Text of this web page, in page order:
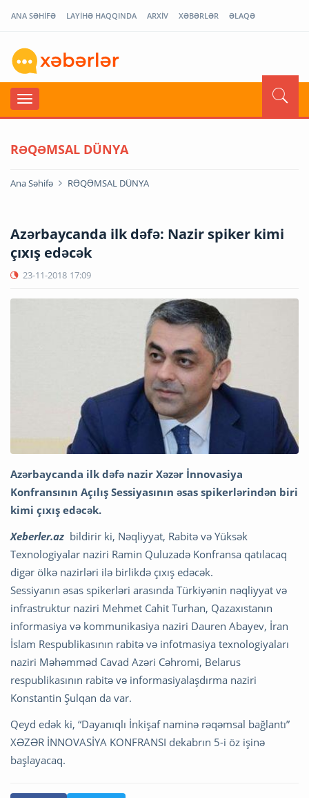
ANA SƏHİFƏ LAYİHƏ HAQQINDA ARXİV XƏBƏRLƏR ƏLAQƏ
RƏQƏMSAL DÜNYA
Ana Səhifə RƏQƏMSAL DÜNYA
Azərbaycanda ilk dəfə: Nazir spiker kimi
çıxış edəcək
23-11-2018 17:09
Azərbaycanda ilk dəfə nazir Xəzər İnnovasiya
Konfransının Açılış Sessiyasının əsas spikerlərindən biri
kimi çıxış edəcək.
Xeberler.az bildirir ki, Nəqliyyat, Rabitə və Yüksək
Texnologiyalar naziri Ramin Quluzadə Konfransa qatılacaq
digər ölkə nazirləri ilə birlikdə çıxış edəcək.
Sessiyanın əsas spikerləri arasında Türkiyənin nəqliyyat və
infrastruktur naziri Mehmet Cahit Turhan, Qazaxıstanın
informasiya və kommunikasiya naziri Dauren Abayev, İran
İslam Respublikasının rabitə və infotmasiya texnologiyaları
naziri Məhəmməd Cavad Azəri Cəhromi, Belarus
respublikasının rabitə və informasiyalaşdırma naziri
Konstantin Şulqan da var.
Qeyd edək ki, “Dayanıqlı İnkişaf naminə rəqəmsal bağlantı”
XƏZƏR İNNOVASİYA KONFRANSI dekabrın 5-i öz işinə
başlayacaq.